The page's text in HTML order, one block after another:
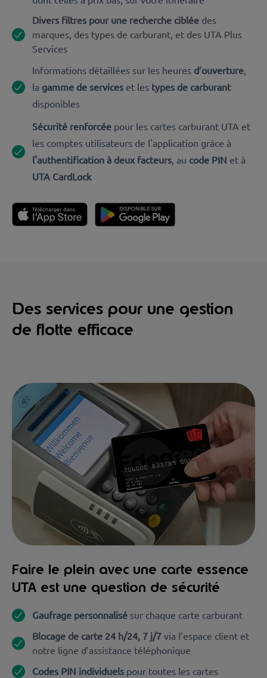
Divers filtres pour une recherche ciblée des
marques, des types de carburant, et des UTA Plus
Services
Informations détaillées sur les heures d’ouverture,
la gamme de services et les types de carburant
disponibles
Sécurité renforcée pour les cartes carburant UTA et
les comptes utilisateurs de l'application grâce à
l'authentification à deux facteurs, au code PIN et à
UTA CardLock
Des services pour une gestion
de flotte efficace
Faire le plein avec une carte essence
UTA est une question de sécurité
Gaufrage personnalisé sur chaque carte carburant
Blocage de carte 24 h/24, 7 j/7 via l’espace client et
notre ligne d’assistance téléphonique
Codes PIN individuels pour toutes les cartes